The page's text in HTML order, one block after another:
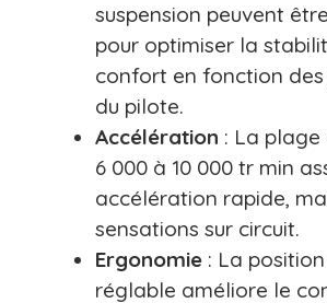
suspension peuvent
pour optimiser la
confort en fonction
du pilote.
Accélération : La
6 000 à 10 000 tr min
accélération rapide,
sensations sur circuit.
Ergonomie : La
réglable améliore le